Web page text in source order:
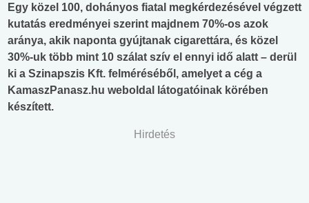
Egy közel 100, dohányos fiatal megkérdezésével végzett
kutatás eredményei szerint majdnem 70%-os azok
aránya, akik naponta gyújtanak cigarettára, és közel
30%-uk több mint 10 szálat szív el ennyi idő alatt – derül
ki a Szinapszis Kft. felméréséből, amelyet a cég a
KamaszPanasz.hu weboldal látogatóinak körében
készített.
Hirdetés